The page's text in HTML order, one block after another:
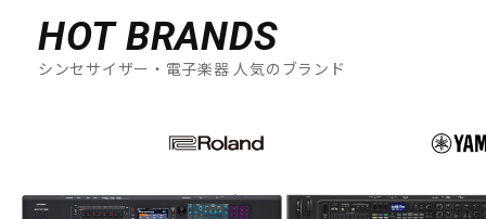
HOT BRANDS
シンセサイザー・電子楽器 人気のブランド